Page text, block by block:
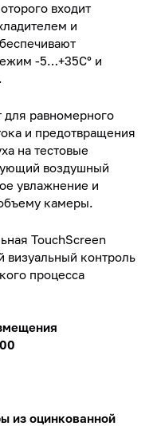
входит
и
-5…+35С° и
равномерного
и предотвращения
на тестовые
воздушный
увлажнение и
камеры.
ТоuchScreen
визуальный контроль
процесса
из оцинкованной